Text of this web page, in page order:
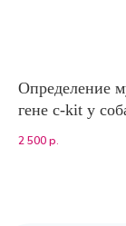
Определение
гене c-kit у
2 500р.